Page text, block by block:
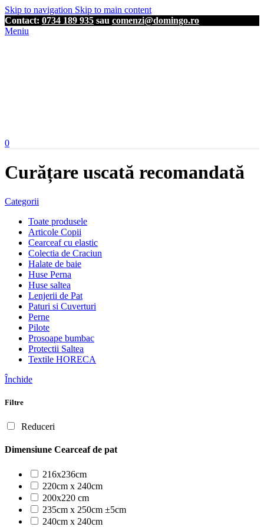
Skip to navigation Skip to main content
Contact: 0734 189 935 sau comenzi@domingo.ro
Meniu
0
Curățare uscată recomandată
Categorii
Toate produsele
Articole Copii
Cearceaf cu elastic
Colectia de Craciun
Halate de baie
Huse Perna
Huse saltea
Lenjerii de Pat
Paturi si Cuverturi
Perne
Pilote
Prosoape bumbac
Protectii Saltea
Textile HORECA
Închide
Filtre
Reduceri
Dimensiune Cearceaf de pat
216x236cm
220cm x 240cm
200x220 cm
235cm x 250cm ±5cm
240cm x 240cm